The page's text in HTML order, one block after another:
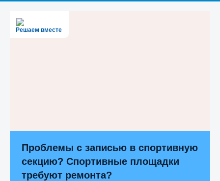
Решаем вместе
Проблемы с записью в спортивную
секцию? Спортивные площадки
требуют ремонта?